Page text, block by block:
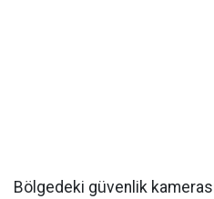
Bölgedeki güvenlik kamerası